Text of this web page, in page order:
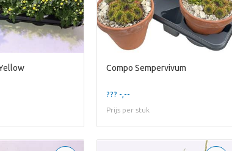
Compo Sempervivum
??? -,--
Prijs per stuk